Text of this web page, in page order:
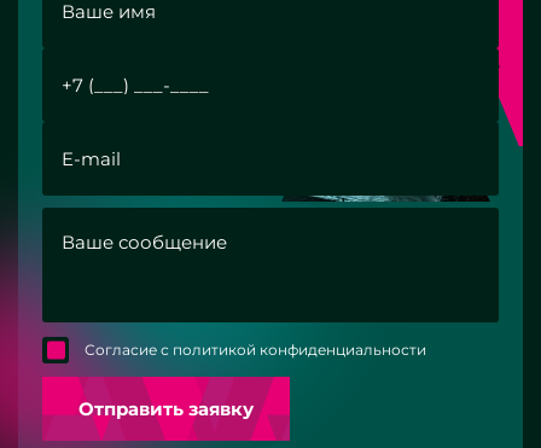
Согласие с политикой конфиденциальности
Отправить заявку